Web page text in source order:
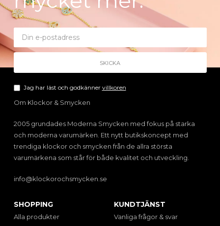
Jag har läst och godkänner villkoren
Om Klockor & Smycken
2005 grundades Moderna Smycken med fokus på starka
och moderna varumärken. Ett nytt butikskoncept med
trendiga klockor och smycken från de allra största
varumärkena som står för både kvalitet och utveckling.
info@klockorochsmycken.se
SHOPPING
Alla produkter
KUNDTJÄNST
Vanliga frågor & svar